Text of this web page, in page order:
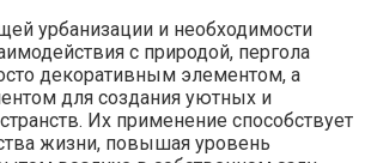
урбанизации и необходимости
с природой, пергола
декоративным элементом, а
для создания уютных и
Их применение способствует
жизни, повышая уровень